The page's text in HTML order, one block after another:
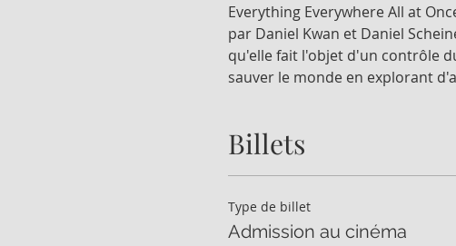
Everything Everywhere All at
par Daniel Kwan et Daniel
qu'elle fait l'objet d'un contrôle
sauver le monde en explorant
Billets
Type de billet
Admission au cinéma